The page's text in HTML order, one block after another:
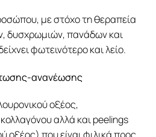
με στόχο τη θεραπεία
δυσχρωμιών, πανάδων και
φωτεινότερο και λείο.
ανανέωσης
οξέος,
αλλά και peelings